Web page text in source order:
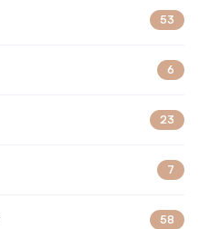
53
6
23
7
58